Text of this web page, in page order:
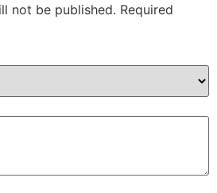
not be published. Required